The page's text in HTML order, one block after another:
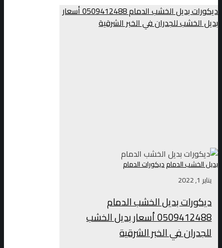
ديكورات بديل الخشب الدمام 0509412488 أسعار
بديل الخشب للجدران في الخبر الشرقية
بديل الخشب الدمامديكورات الدمام
يناير 1, 2022
ديكورات بديل الخشب الدمام
0509412488 أسعار بديل الخشب
للجدران في الخبر الشرقية